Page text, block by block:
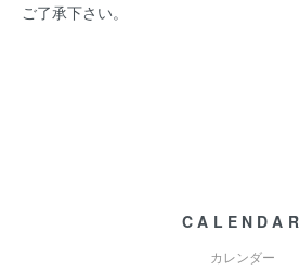
ご了承下さい。
CALENDAR
カレンダー